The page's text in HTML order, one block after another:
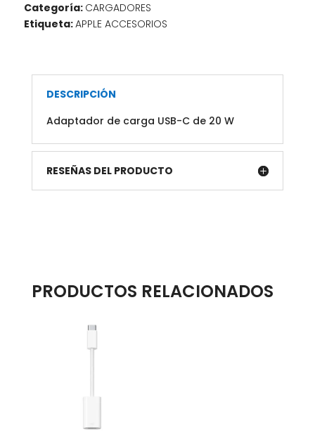
Categoría: CARGADORES
Etiqueta:APPLE ACCESORIOS
DESCRIPCIÓN
Adaptador de carga USB-C de 20 W
RESEÑAS DEL PRODUCTO
PRODUCTOS RELACIONADOS